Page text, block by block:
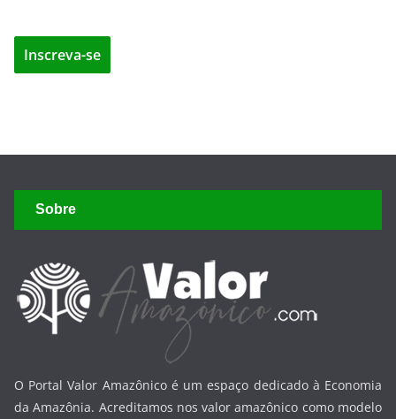
Sobre
O Portal Valor Amazônico é um espaço dedicado à Economia
da Amazônia. Acreditamos nos valor amazônico como modelo